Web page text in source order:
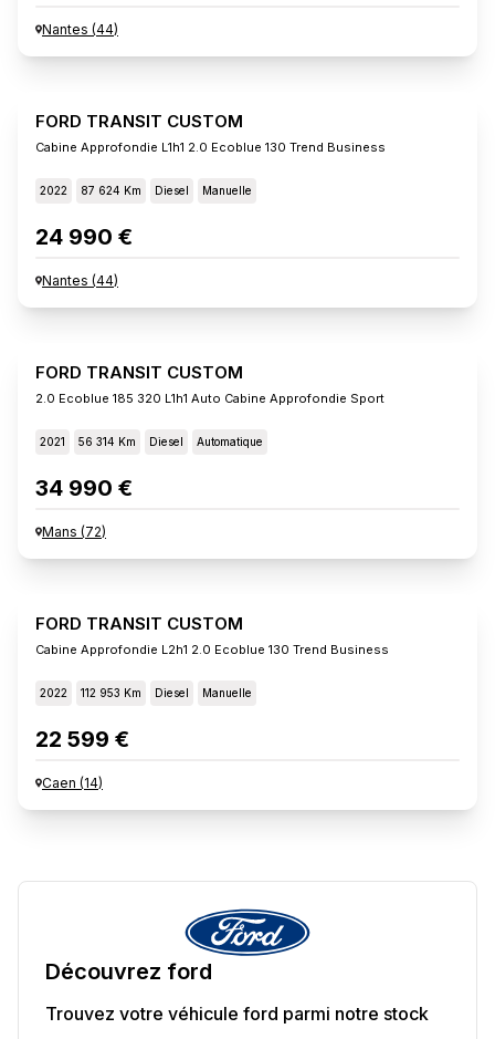
Nantes (44)
FORD TRANSIT CUSTOM
Cabine Approfondie L1h1 2.0 Ecoblue 130 Trend Business
2022 87 624 Km Diesel Manuelle
24 990 €
Nantes (44)
FORD TRANSIT CUSTOM
2.0 Ecoblue 185 320 L1h1 Auto Cabine Approfondie Sport
2021 56 314 Km Diesel Automatique
34 990 €
Mans (72)
FORD TRANSIT CUSTOM
Cabine Approfondie L2h1 2.0 Ecoblue 130 Trend Business
2022 112 953 Km Diesel Manuelle
22 599 €
Caen (14)
Découvrez ford
Trouvez votre véhicule ford parmi notre stock